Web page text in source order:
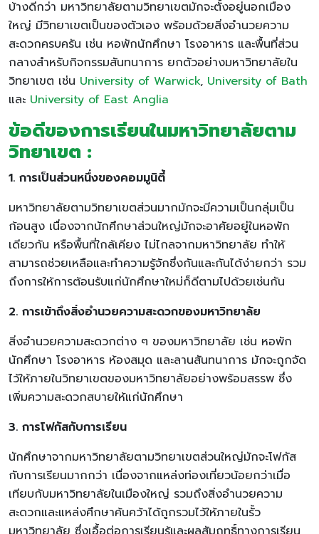
บ้างดีกว่า มหาวิทยาลัยตามวิทยาเขตมักจะตั้งอยู่นอกเมือง
ใหญ่ มีวิทยาเขตเป็นของตัวเอง พร้อมด้วยสิ่งอำนวยความ
สะดวกครบครัน เช่น หอพักนักศึกษา โรงอาหาร และพื้นที่ส่วน
กลางสำหรับกิจกรรมสันทนาการ ยกตัวอย่างมหาวิทยาลัยใน
วิทยาเขต เช่น University of Warwick, University of Bath
และ University of East Anglia
ข้อดีของการเรียนในมหาวิทยาลัยตาม
วิทยาเขต :
1. การเป็นส่วนหนึ่งของคอมมูนิตี้
มหาวิทยาลัยตามวิทยาเขตส่วนมากมักจะมีความเป็นกลุ่มเป็น
ก้อนสูง เนื่องจากนักศึกษาส่วนใหญ่มักจะอาศัยอยู่ในหอพัก
เดียวกัน หรือพื้นที่ใกล้เคียง ไม่ไกลจากมหาวิทยาลัย ทำให้
สามารถช่วยเหลือและทำความรู้จักซึ่งกันและกันได้ง่ายกว่า รวม
ถึงการให้การต้อนรับแก่นักศึกษาใหม่ก็ดีตามไปด้วยเช่นกัน
2. การเข้าถึงสิ่งอำนวยความสะดวกของมหาวิทยาลัย
สิ่งอำนวยความสะดวกต่าง ๆ ของมหาวิทยาลัย เช่น หอพัก
นักศึกษา โรงอาหาร ห้องสมุด และลานสันทนาการ มักจะถูกจัด
ไว้ให้ภายในวิทยาเขตของมหาวิทยาลัยอย่างพร้อมสรรพ ซึ่ง
เพิ่มความสะดวกสบายให้แก่นักศึกษา
3. การโฟกัสกับการเรียน
นักศึกษาจากมหาวิทยาลัยตามวิทยาเขตส่วนใหญ่มักจะโฟกัส
กับการเรียนมากกว่า เนื่องจากแหล่งท่องเที่ยวน้อยกว่าเมื่อ
เทียบกับมหาวิทยาลัยในเมืองใหญ่ รวมถึงสิ่งอำนวยความ
สะดวกและแหล่งศึกษาค้นคว้าได้ถูกรวมไว้ให้ภายในรั้ว